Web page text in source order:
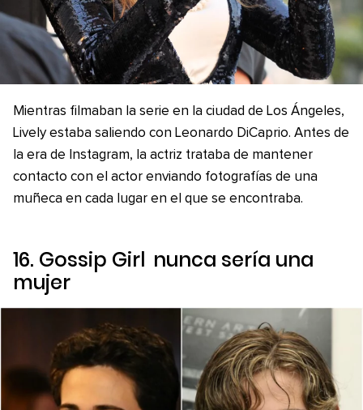
Mientras filmaban la serie en la ciudad de Los Ángeles,
Lively estaba saliendo con Leonardo DiCaprio. Antes de
la era de Instagram, la actriz trataba de mantener
contacto con el actor enviando fotografías de una
muñeca en cada lugar en el que se encontraba.
16. Gossip Girl nunca sería una
mujer